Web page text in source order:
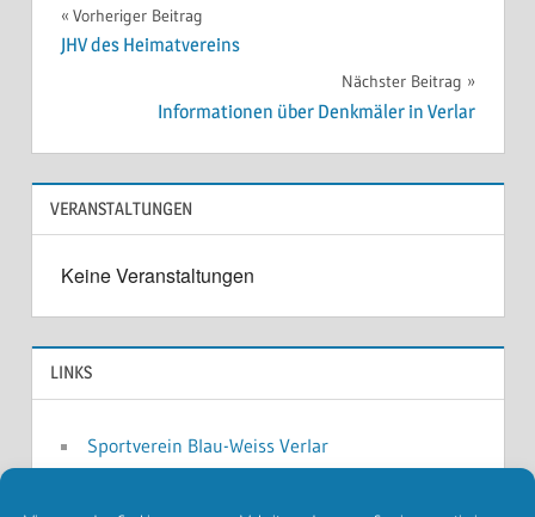
Beitragsnavigation
Vorheriger Beitrag
JHV des Heimatvereins
Nächster Beitrag
Informationen über Denkmäler in Verlar
VERANSTALTUNGEN
Keine Veranstaltungen
LINKS
Sportverein Blau-Weiss Verlar
Schützenverein Verlar